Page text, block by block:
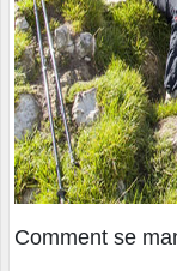
Comment se